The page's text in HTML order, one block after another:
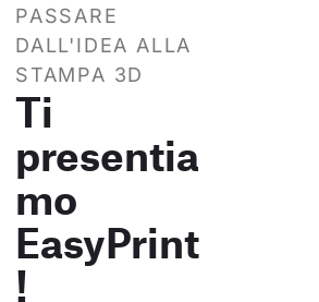
PASSARE
DALL'IDEA ALLA
STAMPA 3D
Ti
presentia
mo
EasyPrint
!